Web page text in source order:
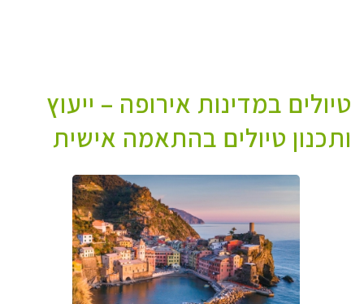
טיולים במדינות אירופה – ייעוץ
ותכנון טיולים בהתאמה אישית